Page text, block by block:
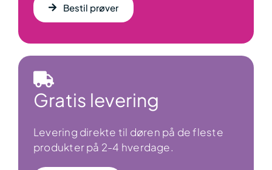
Bestil prøver
Gratis levering
Levering direkte til døren på de fleste
produkter på 2-4 hverdage.